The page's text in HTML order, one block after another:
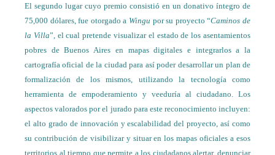
El segundo lugar cuyo premio consistió en un donativo íntegro de
75,000 dólares, fue otorgado a Wingu por su proyecto “Caminos de
la Villa”, el cual pretende visualizar el estado de los asentamientos
pobres de Buenos Aires en mapas digitales e integrarlos a la
cartografía oficial de la ciudad para así poder desarrollar un plan de
formalización de los mismos, utilizando la tecnología como
herramienta de empoderamiento y veeduría al ciudadano. Los
aspectos valorados por el jurado para este reconocimiento incluyen:
el alto grado de innovación y escalabilidad del proyecto, así como
su contribución de visibilizar y situar en los mapas oficiales a esos
territorios al tiempo que permite a los ciudadanos alertar, denunciar